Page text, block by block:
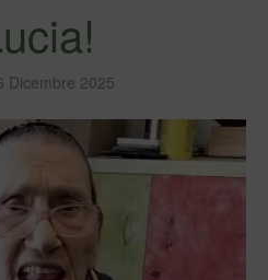
Dicembre 2025